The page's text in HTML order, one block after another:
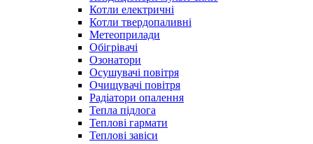
Котли електричні
Котли твердопаливні
Метеоприлади
Обігрівачі
Озонатори
Осушувачі повітря
Очищувачі повітря
Радіатори опалення
Тепла підлога
Теплові гармати
Теплові завіси